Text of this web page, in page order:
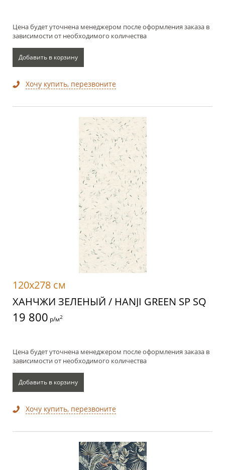
Цена будет уточнена менеджером после оформления заказа в
зависимости от необходимого количества
Добавить в корзину
Хочу купить, перезвоните
120x278 см
ХАНЧЖИ ЗЕЛЕНЫЙ / HANJI GREEN SP SQ
19 800 р/м2
Цена будет уточнена менеджером после оформления заказа в
зависимости от необходимого количества
Добавить в корзину
Хочу купить, перезвоните